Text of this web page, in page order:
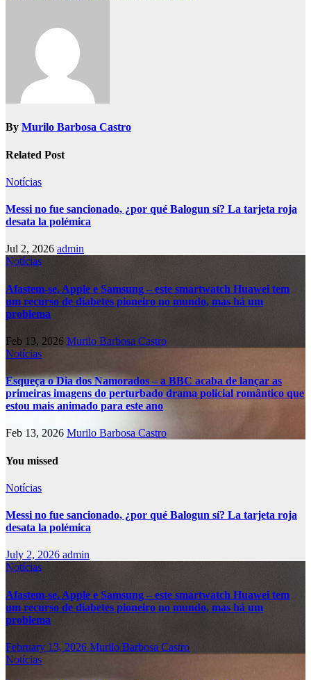
By Murilo Barbosa Castro
Related Post
Notícias
Messi no fue sancionado, ¿por qué Balogun sí? La tarjeta roja
desata la polémica
Jul 2, 2026 admin
Notícias
Afastem-se, Apple e Samsung – este smartwatch Huawei tem
um recurso de diabetes pioneiro no mundo, mas há um
problema
Feb 13, 2026 Murilo Barbosa Castro
Notícias
Esqueça o Dia dos Namorados – a BBC acaba de lançar as
primeiras imagens do perturbado drama policial romântico que
estou mais animado para este ano
Feb 13, 2026 Murilo Barbosa Castro
You missed
Notícias
Messi no fue sancionado, ¿por qué Balogun sí? La tarjeta roja
desata la polémica
July 2, 2026 admin
Notícias
Afastem-se, Apple e Samsung – este smartwatch Huawei tem
um recurso de diabetes pioneiro no mundo, mas há um
problema
February 13, 2026 Murilo Barbosa Castro
Notícias